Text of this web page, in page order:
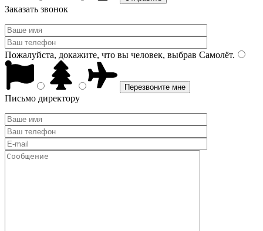
Заказать звонок
Пожалуйста, докажите, что вы человек, выбрав Самолёт.
Письмо директору